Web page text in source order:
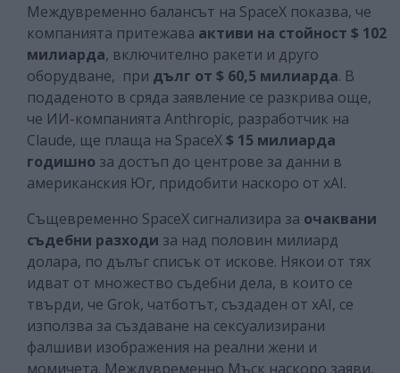
Междувременно балансът на SpaceX показва, че
компанията притежава активи на стойност $ 102
милиарда, включително ракети и друго
оборудване, при дълг от $ 60,5 милиарда. В
подаденото в сряда заявление се разкрива още,
че ИИ-компанията Anthropic, разработчик на
Claude, ще плаща на SpaceX$ 15 милиарда
годишно за достъп до центрове за данни в
американския Юг, придобити наскоро от xAI.
Същевременно SpaceX сигнализира за очаквани
съдебни разходи за над половин милиард
долара, по дълъг списък от искове. Някои от тях
идват от множество съдебни дела, в които се
твърди, че Grok, чатботът, създаден от xAI, се
използва за създаване на сексуализирани
фалшиви изображения на реални жени и
момичета. Междувременно Мъск наскоро заяви,